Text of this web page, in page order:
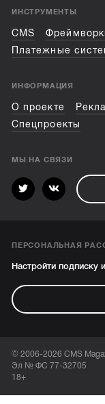
ИНСТРУМЕНТЫ
CMS
Платежные
ИНФОРМАЦИЯ
О проекте
Спецпроекты
МЫ НА СВЯЗИ
ПЕРСОНАЛЬНАЯ
Настройти
© 2006-2026 CMS
Эл № ФС 77-32705
18+